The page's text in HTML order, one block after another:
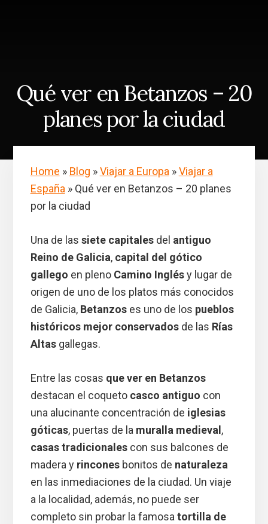
Qué ver en Betanzos – 20
planes por la ciudad
Home » Blog »Viajar a Europa»Viajar a
España» Qué ver en Betanzos – 20 planes
por la ciudad
Una de las siete capitalesdel antiguo
Reino de Galicia, capital del gótico
gallego en pleno Camino Inglésy lugar de
origen de uno de los platos más conocidos
de Galicia, Betanzoses uno de los pueblos
históricos mejor conservadosde las Rías
Altasgallegas.
Entre las cosas que ver en Betanzos
destacan el coqueto casco antiguo con
una alucinante concentración de iglesias
góticas, puertas de la muralla medieval ,
casas tradicionalescon sus balcones de
madera y rinconesbonitos de naturaleza
en las inmediaciones de la ciudad. Un viaje
a la localidad, además, no puede ser
completo sin probar la famosatortilla de